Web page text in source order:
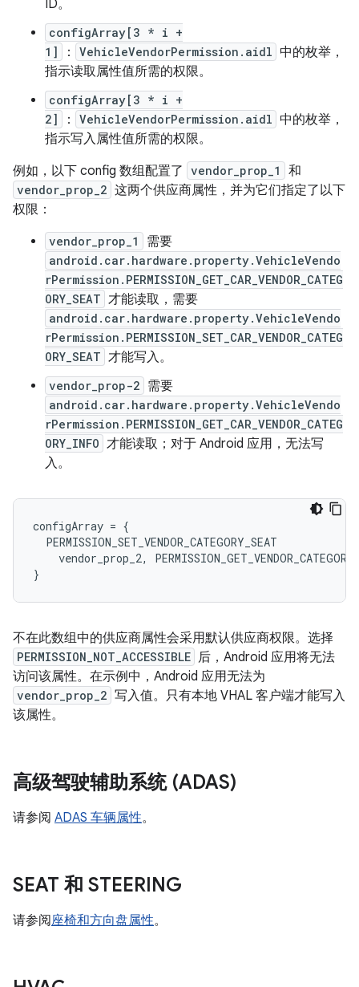
ID。
configArray[3 * i +
1]
： VehicleVendorPermission.aidl 中的枚举，
指示读取属性值所需的权限。
configArray[3 * i +
2]
： VehicleVendorPermission.aidl 中的枚举，
指示写入属性值所需的权限。
例如，以下 config 数组配置了 vendor_prop_1 和
vendor_prop_2 这两个供应商属性，并为它们指定了以下
权限：
vendor_prop_1 需要
android.car.hardware.property.VehicleVendo
rPermission.PERMISSION_GET_CAR_VENDOR_CATEG
ORY_SEAT 才能读取，需要
android.car.hardware.property.VehicleVendo
rPermission.PERMISSION_SET_CAR_VENDOR_CATEG
ORY_SEAT 才能写入。
vendor_prop-2 需要
android.car.hardware.property.VehicleVendo
rPermission.PERMISSION_GET_CAR_VENDOR_CATEG
ORY_INFO 才能读取；对于 Android 应用，无法写
入。
configArray = {
PERMISSION_SET_VENDOR_CATEGORY_SEAT
vendor_prop_2,
}
不在此数组中的供应商属性会采用默认供应商权限。选择
PERMISSION_NOT_ACCESSIBLE 后，Android 应用将无法
访问该属性。在示例中，Android 应用无法为
vendor_prop_2 写入值。只有本地 VHAL 客户端才能写入
该属性。
高级驾驶辅助系统 (ADAS)
请参阅 ADAS 车辆属性。
SEAT 和 STEERING
请参阅座椅和方向盘属性。